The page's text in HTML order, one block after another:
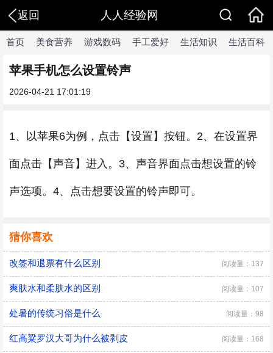
返回 人人经验网
首页 美食营养 游戏数码 手工爱好 生活知识 生活百科
苹果手机怎么设置铃声
2026-04-21 17:01:19
1、以苹果6为例，点击【设置】按钮。2、在设置界
面点击【声音】进入。3、声音界面点击想设置的铃
声选项。4、点击想要设置的铃声即可。
猜你喜欢
改签和退票有什么区别 阅读量：137
爽肤水和柔肤水的区别 阅读量：107
处暑的传统习俗是什么 阅读量：98
红高粱罗汉大哥为什么被剥皮 阅读量：168